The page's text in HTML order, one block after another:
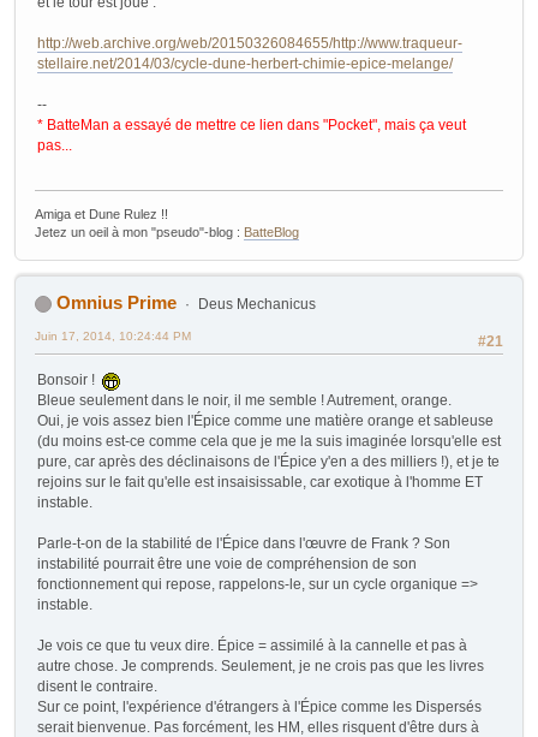
http://web.archive.org/web/20150326084655/http://www.traqueur-
stellaire.net/2014/03/cycle-dune-herbert-chimie-epice-melange/
--
* BatteMan a essayé de mettre ce lien dans "Pocket", mais ça veut
pas...
Amiga et Dune Rulez !!
Jetez un oeil à mon "pseudo"-blog : BatteBlog
Omnius Prime Deus Mechanicus
#21
Juin 17, 2014, 10:24:44 PM
Bonsoir !
Bleue seulement dans le noir, il me semble ! Autrement, orange.
Oui, je vois assez bien l'Épice comme une matière orange et sableuse
(du moins est-ce comme cela que je me la suis imaginée lorsqu'elle est
pure, car après des déclinaisons de l'Épice y'en a des milliers !), et je te
rejoins sur le fait qu'elle est insaisissable, car exotique à l'homme ET
instable.
Parle-t-on de la stabilité de l'Épice dans l'œuvre de Frank ? Son
instabilité pourrait être une voie de compréhension de son
fonctionnement qui repose, rappelons-le, sur un cycle organique =>
instable.
Je vois ce que tu veux dire. Épice = assimilé à la cannelle et pas à
autre chose. Je comprends. Seulement, je ne crois pas que les livres
disent le contraire.
Sur ce point, l'expérience d'étrangers à l'Épice comme les Dispersés
serait bienvenue. Pas forcément, les HM, elles risquent d'être durs à